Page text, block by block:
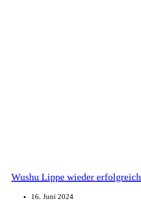
Wushu Lippe wieder erfolgreich
16. Juni 2024